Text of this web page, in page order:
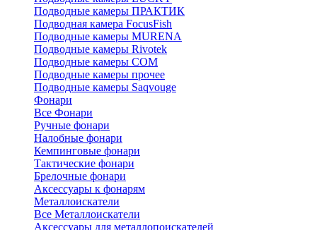
Подводные камеры ПРАКТИК
Подводная камера FocusFish
Подводные камеры MURENA
Подводные камеры Rivotek
Подводные камеры СОМ
Подводные камеры прочее
Подводные камеры Saqvouge
Фонари
Все Фонари
Ручные фонари
Налобные фонари
Кемпинговые фонари
Тактические фонари
Брелочные фонари
Аксессуары к фонарям
Металлоискатели
Все Металлоискатели
Аксессуары для металлопоискателей